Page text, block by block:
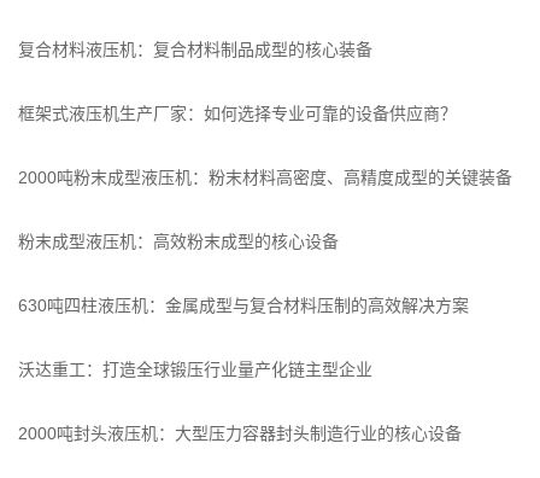
复合材料液压机：复合材料制品成型的核心装备
框架式液压机生产厂家：如何选择专业可靠的设备供应商？
2000吨粉末成型液压机：粉末材料高密度、高精度成型的关键装备
粉末成型液压机：高效粉末成型的核心设备
630吨四柱液压机：金属成型与复合材料压制的高效解决方案
沃达重工：打造全球锻压行业量产化链主型企业
2000吨封头液压机：大型压力容器封头制造行业的核心设备